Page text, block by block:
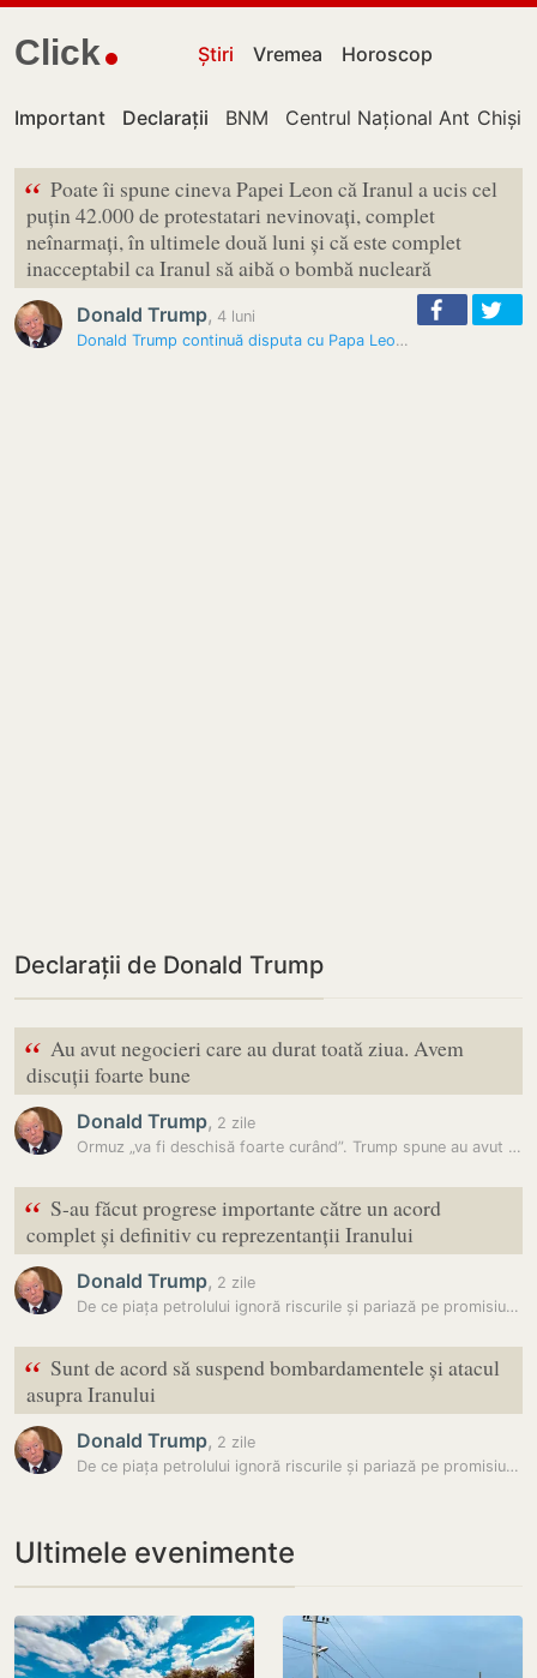
Click Știri Vremea Horoscop
Important Declarații BNM Centrul Național
“ Poate îi spune cineva Papei Leon că Iranul a ucis cel
puțin 42.000 de protestatari nevinovați, complet
neînarmați, în ultimele două luni și că este complet
inacceptabil ca Iranul să aibă o bombă nucleară
Donald Trump, 4 luni
Donald Trump continuă disputa cu Papa Leon: „Să-i spună cineva, vă…
Declarații de Donald Trump
“ Au avut negocieri care au durat toată ziua. Avem
discuții foarte bune
Donald Trump, 2 zile
Ormuz „va fi deschisă foarte curând”. Trump spune au avut loc…
“ S-au făcut progrese importante către un acord
complet și definitiv cu reprezentanții Iranului
Donald Trump, 2 zile
De ce piața petrolului ignoră riscurile și pariază pe promisiunile lui…
“ Sunt de acord să suspend bombardamentele și atacul
asupra Iranului
Donald Trump, 2 zile
De ce piața petrolului ignoră riscurile și pariază pe promisiunile lui…
Ultimele evenimente